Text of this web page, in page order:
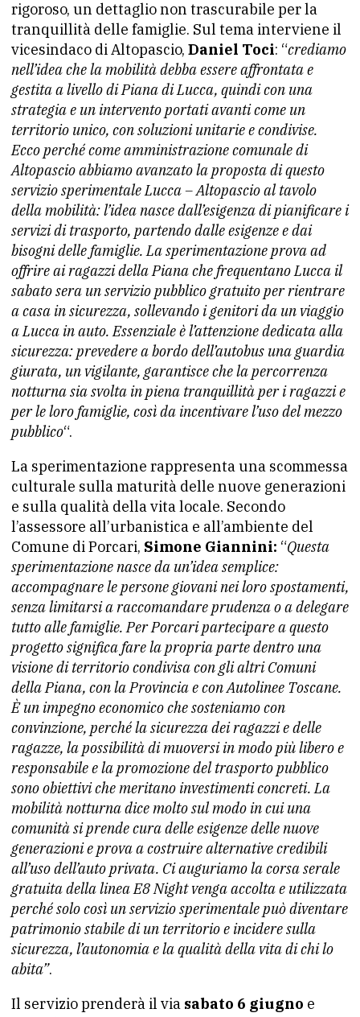
rigoroso, un dettaglio non trascurabile per la
tranquillità delle famiglie. Sul tema interviene il
vicesindaco di Altopascio, Daniel Toci: “crediamo
nell’idea che la mobilità debba essere affrontata e
gestita a livello di Piana di Lucca, quindi con una
strategia e un intervento portati avanti come un
territorio unico, con soluzioni unitarie e condivise.
Ecco perché come amministrazione comunale di
Altopascio abbiamo avanzato la proposta di questo
servizio sperimentale Lucca – Altopascio al tavolo
della mobilità: l’idea nasce dall’esigenza di pianificare i
servizi di trasporto, partendo dalle esigenze e dai
bisogni delle famiglie. La sperimentazione prova ad
offrire ai ragazzi della Piana che frequentano Lucca il
sabato sera un servizio pubblico gratuito per rientrare
a casa in sicurezza, sollevando i genitori da un viaggio
a Lucca in auto. Essenziale è l’attenzione dedicata alla
sicurezza: prevedere a bordo dell’autobus una guardia
giurata, un vigilante, garantisce che la percorrenza
notturna sia svolta in piena tranquillità per i ragazzi e
per le loro famiglie, così da incentivare l’uso del mezzo
pubblico“.
La sperimentazione rappresenta una scommessa
culturale sulla maturità delle nuove generazioni
e sulla qualità della vita locale. Secondo
l’assessore all’urbanistica e all’ambiente del
Comune di Porcari, Simone Giannini: “Questa
sperimentazione nasce da un’idea semplice:
accompagnare le persone giovani nei loro spostamenti,
senza limitarsi a raccomandare prudenza o a delegare
tutto alle famiglie. Per Porcari partecipare a questo
progetto significa fare la propria parte dentro una
visione di territorio condivisa con gli altri Comuni
della Piana, con la Provincia e con Autolinee Toscane.
È un impegno economico che sosteniamo con
convinzione, perché la sicurezza dei ragazzi e delle
ragazze, la possibilità di muoversi in modo più libero e
responsabile e la promozione del trasporto pubblico
sono obiettivi che meritano investimenti concreti. La
mobilità notturna dice molto sul modo in cui una
comunità si prende cura delle esigenze delle nuove
generazioni e prova a costruire alternative credibili
all’uso dell’auto privata. Ci auguriamo la corsa serale
gratuita della linea E8 Night venga accolta e utilizzata
perché solo così un servizio sperimentale può diventare
patrimonio stabile di un territorio e incidere sulla
sicurezza, l’autonomia e la qualità della vita di chi lo
abita”.
Il servizio prenderà il via sabato 6 giugno e